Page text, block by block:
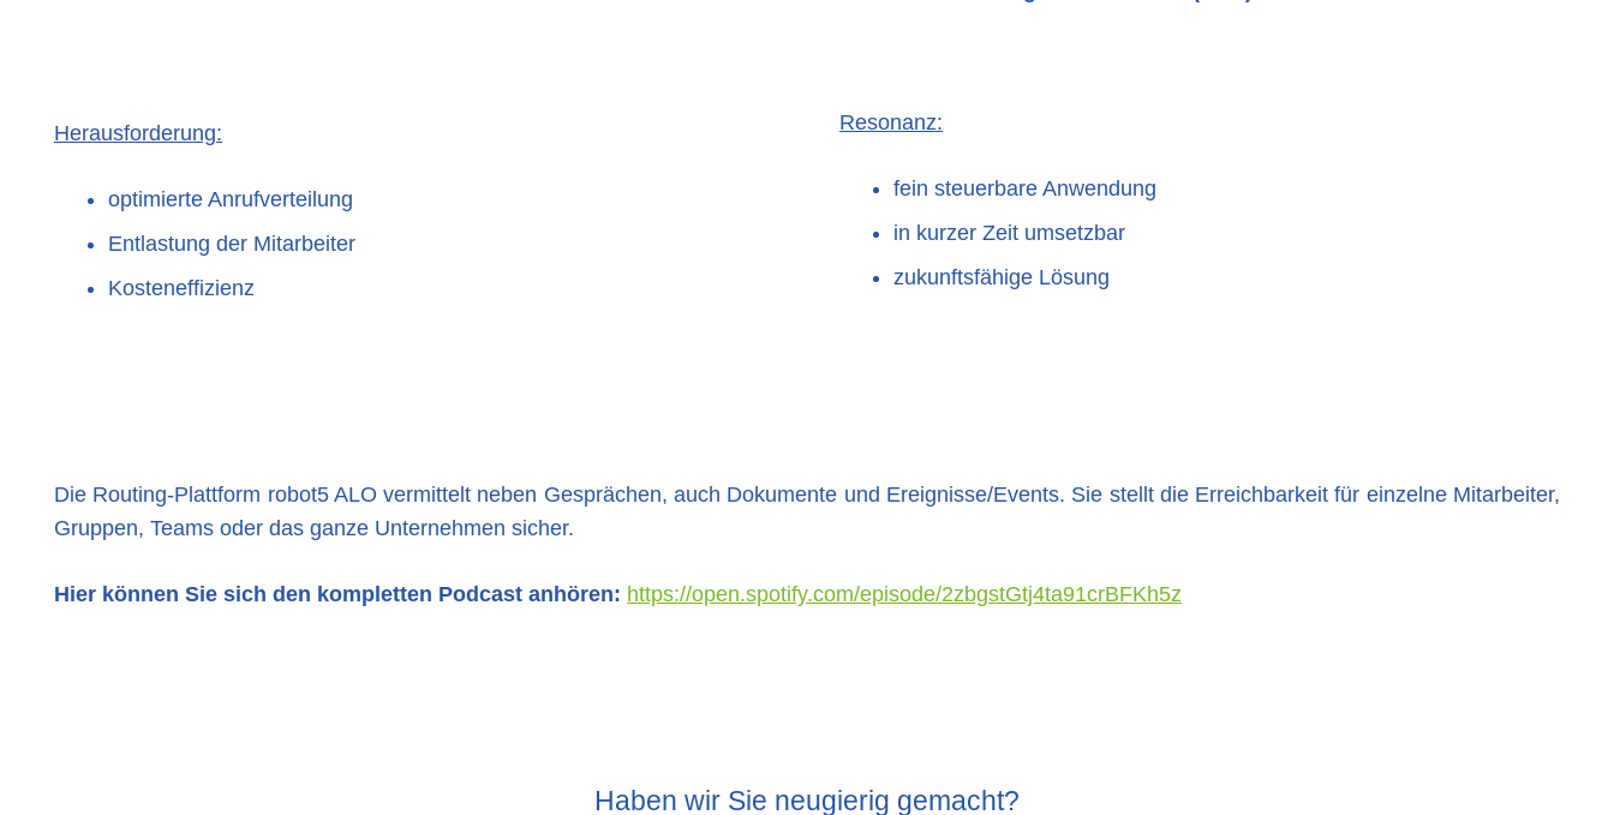
Herausforderung:
optimierte Anrufverteilung
Entlastung der Mitarbeiter
Kosteneffizienz
Resonanz:
fein steuerbare Anwendung
in kurzer Zeit umsetzbar
zukunftsfähige Lösung
Die Routing-Plattform robot5 ALO vermittelt neben Gesprächen, auch Dokumente und Ereignisse/Events. Sie stellt die Erreichbarkeit für einzelne Mitarbeiter,
Gruppen, Teams oder das ganze Unternehmen sicher.
Hier können Sie sich den kompletten Podcast anhören: https://open.spotify.com/episode/2zbgstGtj4ta91crBFKh5z
Haben wir Sie neugierig gemacht?